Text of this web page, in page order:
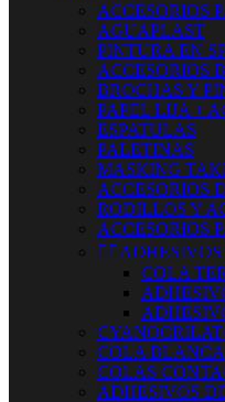
ACCESORIOS
AGUAPLAST
PINTURA EN
ACCESORIOS
BROCHAS Y
PAPEL LIJA +
ESPATULAS
PALETINAS
MASKING
ACCESORIOS
RODILLOS Y
ACCESORIOS
 
COLA
COLA BLANCA
COLAS
ADHESIVOS